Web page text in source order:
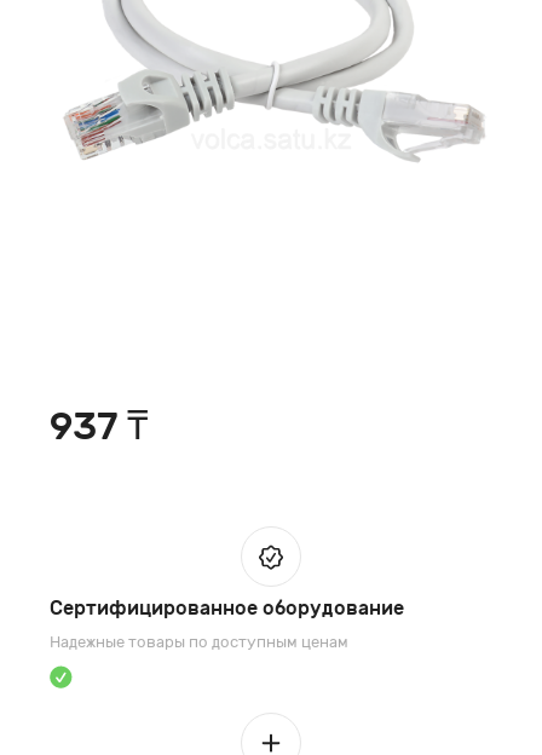
937 ₸
Сертифицированное оборудование
Надежные товары по доступным ценам